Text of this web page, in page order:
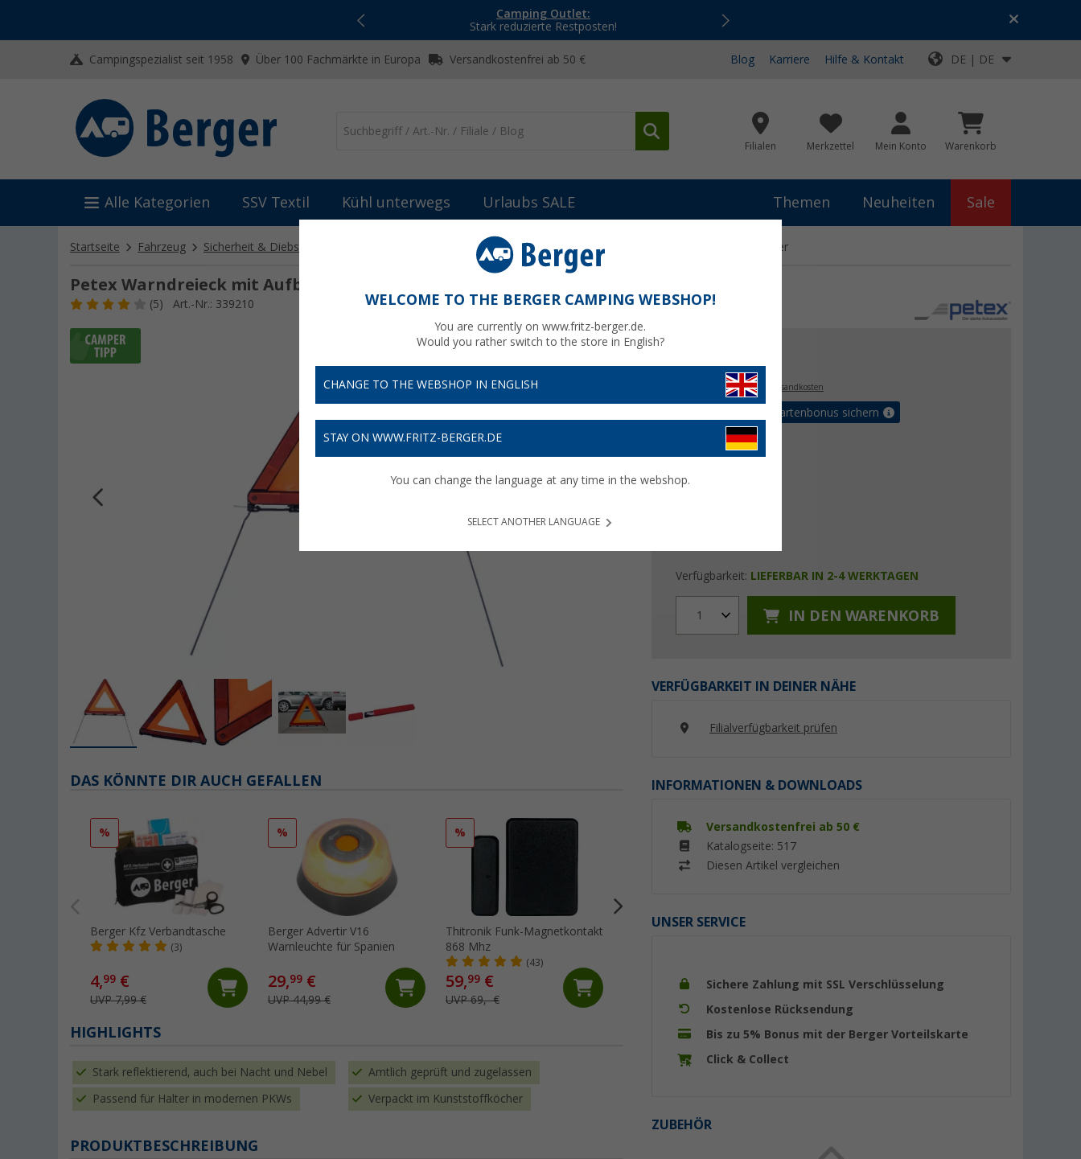
Camping Outlet:
Stark reduzierte Restposten!
Top-Deals für dein Abenteuer!
Campingspezialist seit 1958 Über 100 Fachmärkte in Europa Versandkostenfrei ab 50 € Blog Karriere Hilfe & Kontakt DE | DE
Filialen Merkzettel Mein Konto Warenkorb
Alle Kategorien SSV Textil Kühl unterwegs Urlaubs SALE Themen Neuheiten Sale
Startseite Fahrzeug Sicherheit & Diebstahlschutz Erste Hilfe & Pannen-Zubehör Petex Warndreieck mit Aufbewahrungsbehälter
Petex Warndreieck mit Aufbewahrungsbehälter
(5) Art.-Nr.: 339210
Preise inkl. MwSt.,zzgl. Versandkosten
Bis zu 5% Vorteilskartenbonus sichern
Verfügbarkeit: LIEFERBAR IN 2-4 WERKTAGEN
1 IN DEN WARENKORB
VERFÜGBARKEIT IN DEINER NÄHE
Filialverfügbarkeit prüfen
INFORMATIONEN & DOWNLOADS
Versandkostenfrei ab 50 €
Katalogseite: 517
Diesen Artikel vergleichen
UNSER SERVICE
Sichere Zahlung mit SSL Verschlüsselung
Kostenlose Rücksendung
Bis zu 5% Bonus mit der Berger Vorteilskarte
Click & Collect
ZUBEHÖR
DAS KÖNNTE DIR AUCH GEFALLEN
%
Berger Kfz Verbandtasche
(3)
4,99 €
UVP 7,99 €
%
Berger Advertir V16
Warnleuchte für Spanien
29,99 €
UVP 44,99 €
%
Thitronik Funk-Magnetkontakt
868 Mhz
(43)
59,99 €
UVP 69,- €
HIGHLIGHTS
Stark reflektierend, auch bei Nacht und Nebel Amtlich geprüft und zugelassen
Passend für Halter in modernen PKWs Verpackt im Kunststoffköcher
PRODUKTBESCHREIBUNG
WELCOME TO THE BERGER CAMPING WEBSHOP!
You are currently on www.fritz-berger.de.
Would you rather switch to the store in English?
CHANGE TO THE WEBSHOP IN ENGLISH
STAY ON WWW.FRITZ-BERGER.DE
You can change the language at any time in the webshop.
SELECT ANOTHER LANGUAGE